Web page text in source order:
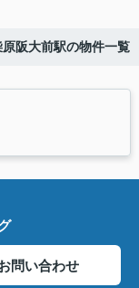
阪大前駅の物件一覧
問い合わせ